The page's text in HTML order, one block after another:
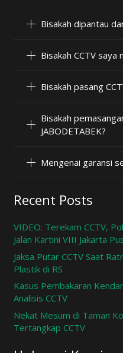
Bisakah dipantau
Bisakah CCTV saya
Bisakah pasang
Bisakah
JABODETABEK?
Mengenai garansi
Recent Posts
VIDEO: Terekam CCTV,
Jalan Kartini VIII Jakarta
Jaksa Putar CCTV Saat
Plastik di RS
Kasus Pembakaran
Analisis CCTV
Nekat Mesum di Taman
Tertangkap CCTV